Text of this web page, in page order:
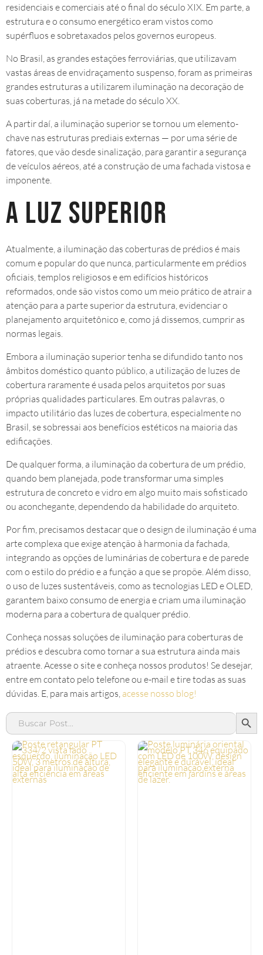
residenciais e comerciais até o final do século XIX. Em parte, a
estrutura e o consumo energético eram vistos como
supérfluos e sobretaxados pelos governos europeus.
No Brasil, as grandes estações ferroviárias, que utilizavam
vastas áreas de envidraçamento suspenso, foram as primeiras
grandes estruturas a utilizarem iluminação na decoração de
suas coberturas, já na metade do século XX.
A partir daí, a iluminação superior se tornou um elemento-
chave nas estruturas prediais externas — por uma série de
fatores, que vão desde sinalização, para garantir a segurança
de veículos aéreos, até a construção de uma fachada vistosa e
imponente.
A luz superior
Atualmente, a iluminação das coberturas de prédios é mais
comum e popular do que nunca, particularmente em prédios
oficiais, templos religiosos e em edifícios históricos
reformados, onde são vistos como um meio prático de atrair a
atenção para a parte superior da estrutura, evidenciar o
planejamento arquitetônico e, como já dissemos, cumprir as
normas legais.
Embora a iluminação superior tenha se difundido tanto nos
âmbitos doméstico quanto público, a utilização de luzes de
cobertura raramente é usada pelos arquitetos por suas
próprias qualidades particulares. Em outras palavras, o
impacto utilitário das luzes de cobertura, especialmente no
Brasil, se sobressai aos benefícios estéticos na maioria das
edificações.
De qualquer forma, a iluminação da cobertura de um prédio,
quando bem planejada, pode transformar uma simples
estrutura de concreto e vidro em algo muito mais sofisticado
ou aconchegante, dependendo da habilidade do arquiteto.
Por fim, precisamos destacar que o design de iluminação é uma
arte complexa que exige atenção à harmonia da fachada,
integrando as opções de luminárias de cobertura e de parede
com o estilo do prédio e a função a que se propõe. Além disso,
o uso de luzes sustentáveis, como as tecnologias LED e OLED,
garantem baixo consumo de energia e criam uma iluminação
moderna para a cobertura de qualquer prédio.
Conheça nossas soluções de iluminação para coberturas de
prédios e descubra como tornar a sua estrutura ainda mais
atraente. Acesse o site e conheça nossos produtos! Se desejar,
entre em contato pelo telefone ou e-mail e tire todas as suas
dúvidas. E, para mais artigos, acesse nosso blog!
Search
for: